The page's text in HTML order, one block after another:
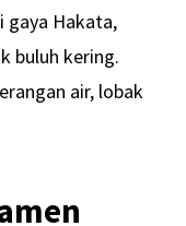
gaya Hakata,
buluh kering.
air, lobak